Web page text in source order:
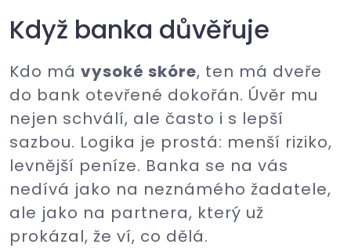
Když banka důvěřuje
Kdo má vysoké skóre, ten má dveře
do bank otevřené dokořán. Úvěr mu
nejen schválí, ale často i s lepší
sazbou. Logika je prostá: menší riziko,
levnější peníze. Banka se na vás
nedívá jako na neznámého žadatele,
ale jako na partnera, který už
prokázal, že ví, co dělá.